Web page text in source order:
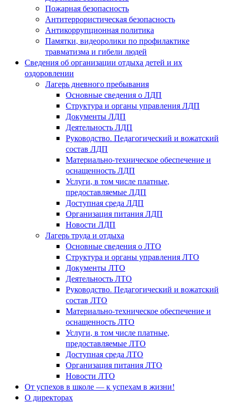
Пожарная безопасность
Антитеррористическая безопасность
Антикоррупционная политика
Памятки, видеоролики по профилактике
травматизма и гибели людей
Сведения об организации отдыха детей и их
оздоровлении
Лагерь дневного пребывания
Основные сведения о ЛДП
Структура и органы управления ЛДП
Документы ЛДП
Деятельность ЛДП
Руководство. Педагогический и вожатский
состав ЛДП
Материально-техническое обеспечение и
оснащенность ЛДП
Услуги, в том числе платные,
предоставляемые ЛДП
Доступная среда ЛДП
Организация питания ЛДП
Новости ЛДП
Лагерь труда и отдыха
Основные сведения о ЛТО
Структура и органы управления ЛТО
Документы ЛТО
Деятельность ЛТО
Руководство. Педагогический и вожатский
состав ЛТО
Материально-техническое обеспечение и
оснащенность ЛТО
Услуги, в том числе платные,
предоставляемые ЛТО
Доступная среда ЛТО
Организация питания ЛТО
Новости ЛТО
От успехов в школе — к успехам в жизни!
О директорах